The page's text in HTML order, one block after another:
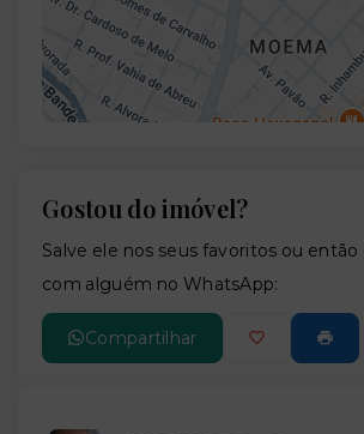
Gostou do imóvel?
Salve ele nos seus favoritos ou
com alguém no WhatsApp:
Compartilhar